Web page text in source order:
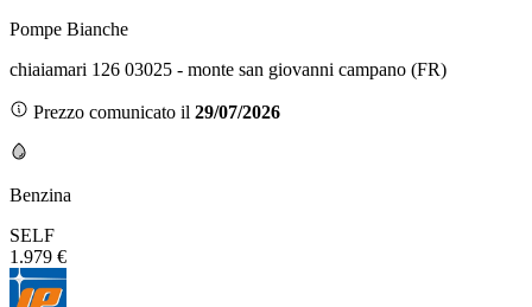
Pompe Bianche
chiaiamari 126 03025 - monte san giovanni campano (FR)
Prezzo comunicato il 29/07/2026
Benzina
SELF
1.979 €